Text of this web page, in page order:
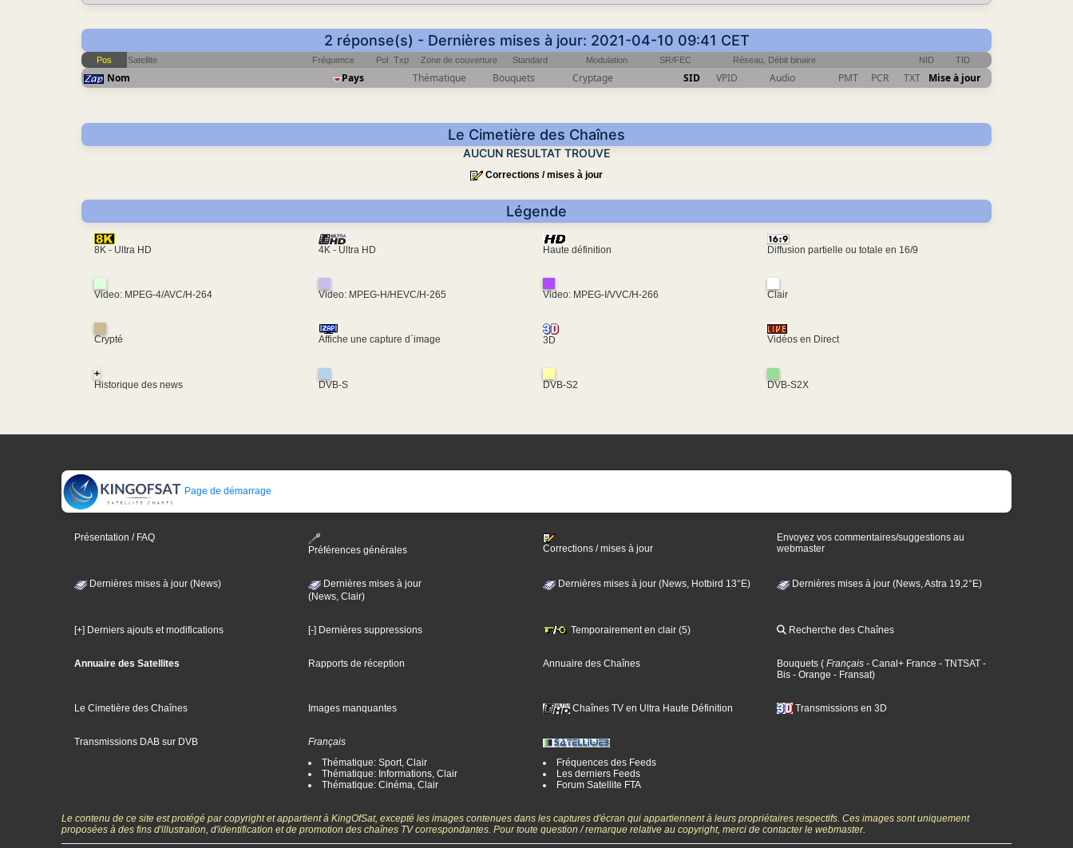
2 réponse(s) - Dernières mises à jour: 2021-04-10 09:41 CET
Pos Satellite Fréquence Pol Txp Zone de couverture Standard Modulation SR/FEC Réseau, Débit binaire NID TID
Nom Pays Thématique Bouquets Cryptage SID VPID Audio PMT PCR TXT Mise à jour
Le Cimetière des Chaînes
AUCUN RESULTAT TROUVE
Corrections / mises à jour
Légende
8K - Ultra HD 4K - Ultra HD Haute définition Diffusion partielle ou totale en 16/9
Video: MPEG-4/AVC/H-264 Video: MPEG-H/HEVC/H-265 Video: MPEG-I/VVC/H-266 Clair
Crypté Affiche une capture d´image 3D Vidéos en Direct
+
Historique des news
DVB-S DVB-S2 DVB-S2X
Page de démarrage
Présentation / FAQ
Préférences générales
Corrections / mises à jour
Envoyez vos commentaires/suggestions au
webmaster
Dernières mises à jour (News)
Dernières mises à jour
(News, Clair)
Dernières mises à jour (News, Hotbird 13°E) Dernières mises à jour (News, Astra 19,2°E)
[+] Derniers ajouts et modifications [-] Dernières suppressions Temporairement en clair (5) Recherche des Chaînes
Annuaire des Satellites Rapports de réception Annuaire des Chaînes Bouquets ( Français - Canal+ France - TNTSAT -
Bis - Orange - Fransat)
Le Cimetière des Chaînes Images manquantes Chaînes TV en Ultra Haute Définition Transmissions en 3D
Transmissions DAB sur DVB
Français
Thématique: Sport, Clair
Thématique: Informations, Clair
Thématique: Cinéma, Clair
Fréquences des Feeds
Les derniers Feeds
Forum Satellite FTA
Le contenu de ce site est protégé par copyright et appartient à KingOfSat, excepté les images contenues dans les captures d'écran qui appartiennent à leurs propriétaires respectifs. Ces images sont uniquement
proposées à des fins d'illustration, d'identification et de promotion des chaînes TV correspondantes. Pour toute question / remarque relative au copyright, merci de contacter le webmaster.